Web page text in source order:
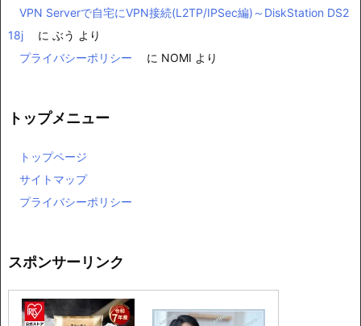
VPN Serverで自宅にVPN接続(L2TP/IPSec編)～DiskStation DS2
18j
に ぶう より
プライバシーポリシー
に NOMI より
トップメニュー
トップページ
サイトマップ
プライバシーポリシー
スポンサーリンク